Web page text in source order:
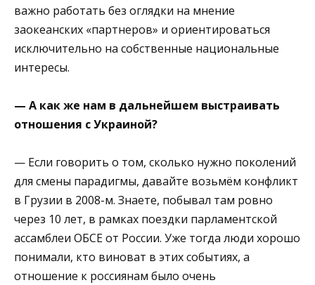
важно работать без оглядки на мнение
заокеанских «партнеров» и ориентироваться
исключительно на собственные национальные
интересы.
— А как же нам в дальнейшем выстраивать
отношения с Украиной?
— Если говорить о том, сколько нужно поколений
для смены парадигмы, давайте возьмём конфликт
в Грузии в 2008-м. Знаете, побывал там ровно
через 10 лет, в рамках поездки парламентской
ассамблеи ОБСЕ от России. Уже тогда люди хорошо
понимали, кто виноват в этих событиях, а
отношение к россиянам было очень